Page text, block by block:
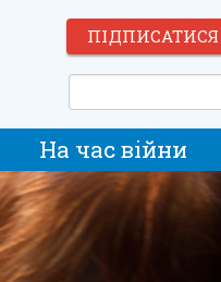
ПІДПИСАТИСЯ
На час війни